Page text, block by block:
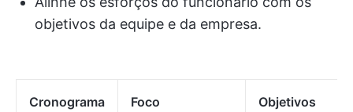
objetivos da equipe e da empresa.
Cronograma Foco Objetivos